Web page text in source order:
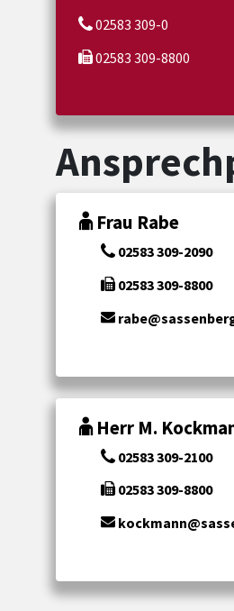
02583 309-0
02583 309-8800
Frau Rabe
02583 309-2090
02583 309-8800
Herr M.
02583 309-2100
02583 309-8800